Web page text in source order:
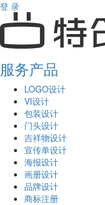
登 录
服务产品
LOGO设计
VI设计
包装设计
门头设计
吉祥物设计
宣传单设计
海报设计
画册设计
品牌设计
商标注册